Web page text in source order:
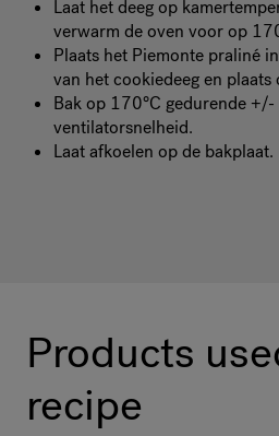
Laat het deeg op
verwarm de oven voor op
Plaats het Piemonte praliné
van het cookiedeeg en
Bak op 170°C gedurende
ventilatorsnelheid.
Laat afkoelen op de bakplaat.
Products
recipe